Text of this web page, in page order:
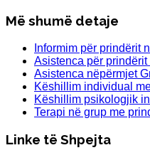
Më shumë detaje
Informim për prindërit
Asistenca për prindërit
Asistenca nëpërmjet
Këshillim individual
Këshillim psikologjik
Terapi në grup me
Linke të Shpejta